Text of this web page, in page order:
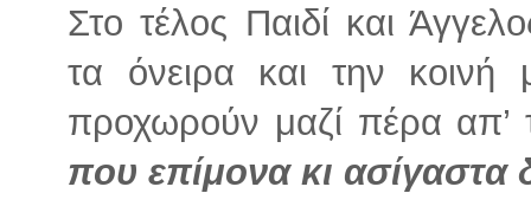
Στο τέλος Παιδί και
τα όνειρα και την κοινή
προχωρούν μαζί πέρα απ’
που επίμονα κι ασίγαστα